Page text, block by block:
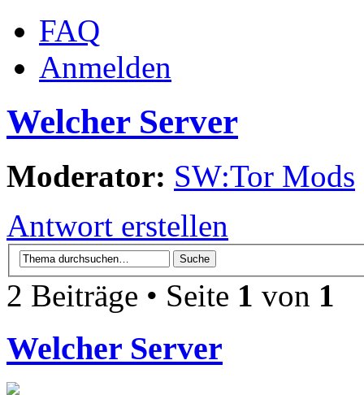
FAQ
Anmelden
Welcher Server
Moderator: SW:Tor Mods
Antwort erstellen
2 Beiträge • Seite 1 von 1
Welcher Server